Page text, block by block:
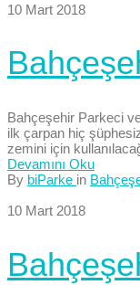
10 Mart 2018
Bahçeşehir Parkeci
ilk çarpan hiç
zemini için
Devamını Oku
By biParke in
10 Mart 2018